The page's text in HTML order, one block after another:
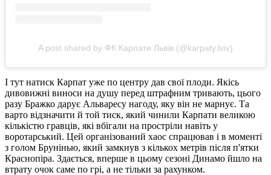
A post shared by ФК Карпати Львів (@karpaty.lviv)
І тут натиск Карпат уже по центру дав свої плоди. Якісь
дивовижні виноси на душу перед штрафним тривають, цього
разу Бражко дарує Альваресу нагоду, яку він не марнує. Та
варто відзначити й той тиск, який чинили Карпати великою
кількістю гравців, які вбігали на простріли навіть у
воротарський. Цей організований хаос спрацював і в моменті
з голом Брунінью, який замкнув з кількох метрів після п'ятки
Краснопіра. Здається, вперше в цьому сезоні Динамо йшло на
втрату очок саме по грі, а не тільки за рахунком.